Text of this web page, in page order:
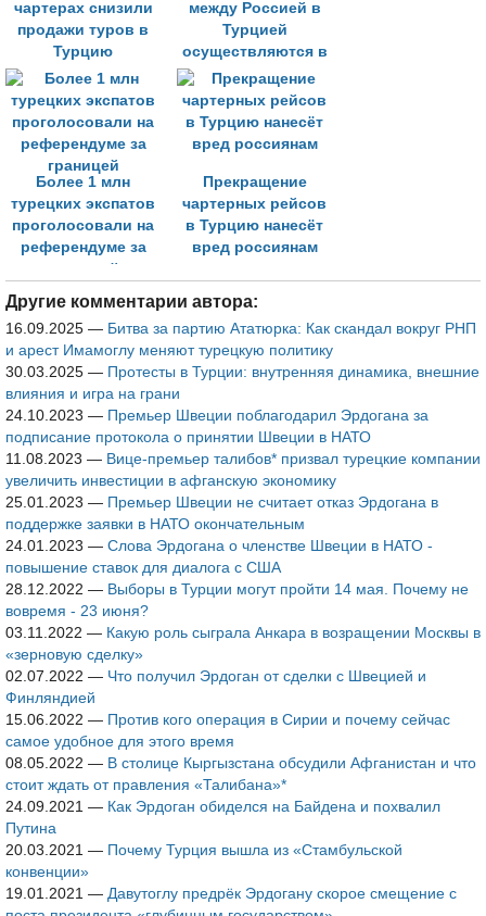
чартерах снизили
продажи туров в
Турцию
между Россией в
Турцией
осуществляются в
прежнем режиме
Более 1 млн
турецких экспатов
проголосовали на
референдуме за
границей
Прекращение
чартерных рейсов
в Турцию нанесёт
вред россиянам
Другие комментарии автора:
16.09.2025 — Битва за партию Ататюрка: Как скандал вокруг РНП
и арест Имамоглу меняют турецкую политику
30.03.2025 — Протесты в Турции: внутренняя динамика, внешние
влияния и игра на грани
24.10.2023 — Премьер Швеции поблагодарил Эрдогана за
подписание протокола о принятии Швеции в НАТО
11.08.2023 — Вице-премьер талибов* призвал турецкие компании
увеличить инвестиции в афганскую экономику
25.01.2023 — Премьер Швеции не считает отказ Эрдогана в
поддержке заявки в НАТО окончательным
24.01.2023 — Слова Эрдогана о членстве Швеции в НАТО -
повышение ставок для диалога с США
28.12.2022 — Выборы в Турции могут пройти 14 мая. Почему не
вовремя - 23 июня?
03.11.2022 — Какую роль сыграла Анкара в возращении Москвы в
«зерновую сделку»
02.07.2022 — Что получил Эрдоган от сделки с Швецией и
Финляндией
15.06.2022 — Против кого операция в Сирии и почему сейчас
самое удобное для этого время
08.05.2022 — В столице Кыргызстана обсудили Афганистан и что
стоит ждать от правления «Талибана»*
24.09.2021 — Как Эрдоган обиделся на Байдена и похвалил
Путина
20.03.2021 — Почему Турция вышла из «Стамбульской
конвенции»
19.01.2021 — Давутоглу предрёк Эрдогану скорое смещение с